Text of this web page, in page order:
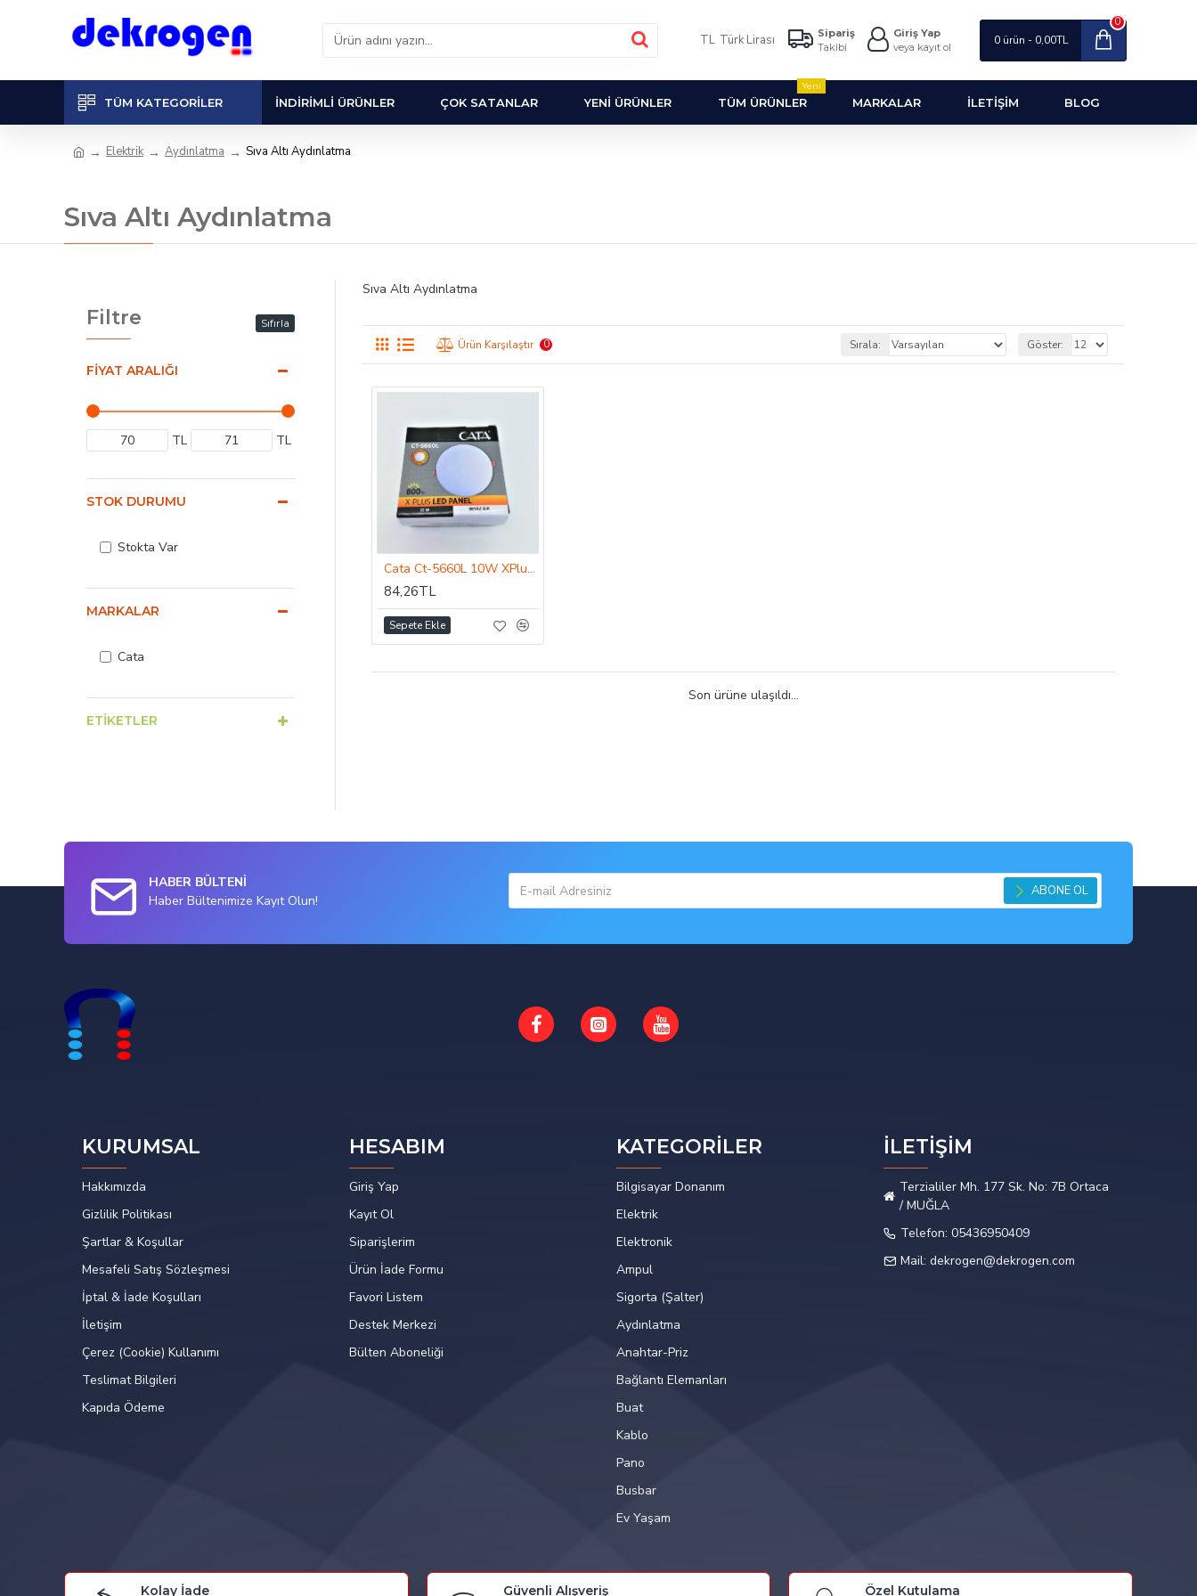
TL Türk Lirası
Sipariş
Takibi
Giriş Yap
veya kayıt ol
0 ürün - 0,00TL
0
TÜM KATEGORILER İNDIRIMLI ÜRÜNLER ÇOK SATANLAR YENI ÜRÜNLER TÜM ÜRÜNLER
Yeni
MARKALAR İLETIŞIM BLOG
Elektrik Aydınlatma Sıva Altı Aydınlatma
Sıva Altı Aydınlatma
Filtre Sıfırla
FIYAT ARALIĞI
TL TL
MARKALAR
Cata
ETIKETLER
STOK DURUMU
Stokta Var
Sıva Altı Aydınlatma
Ürün Karşılaştır 0 Sırala: Göster:
Cata Ct-5660L 10W XPlus Led Panel Beyaz Işık
84,26TL
Sepete Ekle
Son ürüne ulaşıldı...
HABER BÜLTENİ
Haber Bültenimize Kayıt Olun!
ABONE OL
KURUMSAL
Hakkımızda
Gizlilik Politikası
Şartlar & Koşullar
Mesafeli Satış Sözleşmesi
İptal & İade Koşulları
İletişim
Çerez (Cookie) Kullanımı
Teslimat Bilgileri
Kapıda Ödeme
HESABIM
Giriş Yap
Kayıt Ol
Siparişlerim
Ürün İade Formu
Favori Listem
Destek Merkezi
Bülten Aboneliği
KATEGORİLER
Bilgisayar Donanım
Elektrik
Elektronik
Ampul
Sigorta (Şalter)
Aydınlatma
Anahtar-Priz
Bağlantı Elemanları
Buat
Kablo
Pano
Busbar
Ev Yaşam
İLETİŞİM
Terzialiler Mh. 177 Sk. No: 7B Ortaca
/ MUĞLA
Telefon: 05436950409
Mail: dekrogen@dekrogen.com
Kolay İade Güvenli Alışveriş Özel Kutulama